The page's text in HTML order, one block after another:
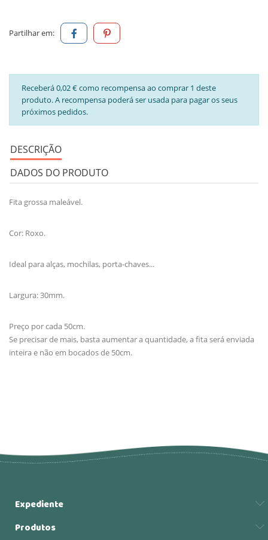
Partilhar em:
Receberá 0,02 € como recompensa ao comprar 1 deste
produto. A recompensa poderá ser usada para pagar os seus
próximos pedidos.
DESCRIÇÃO
DADOS DO PRODUTO
Fita grossa maleável.
Cor: Roxo.
Ideal para alças, mochilas, porta-chaves...
Largura: 30mm.
Preço por cada 50cm.
Se precisar de mais, basta aumentar a quantidade, a fita será enviada
inteira e não em bocados de 50cm.
Expediente
Produtos